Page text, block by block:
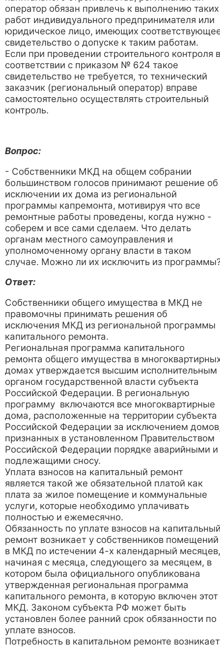
оператор обязан привлечь к выполнению таких
работ индивидуального предпринимателя или
юридическое лицо, имеющих
свидетельство о допуске к таким работам.
Если при проведении строительного контроля в
соответствии с приказом № 624 такое
свидетельство не требуется, то технический
заказчик (региональный оператор) вправе
самостоятельно осуществлять строительный
контроль.
Вопрос:
- Собственники МКД на общем собрании
большинством голосов принимают решение об
исключении их дома из региональной
программы капремонта, мотивируя что все
ремонтные работы проведены, когда нужно -
соберем и все сами сделаем. Что делать
органам местного самоуправления и
уполномоченному органу власти в таком
случае. Можно ли их исключить из
Ответ:
Собственники общего имущества в МКД не
правомочны принимать решения об
исключения МКД из региональной программы
капитального ремонта.
Региональная программа капитального
ремонта общего имущества в
домах утверждается высшим исполнительным
органом государственной власти субъекта
Российской Федерации. В региональную
программу включаются все многоквартирные
дома, расположенные на территории субъекта
Российской Федерации за исключением
признанных в установленном Правительством
Российской Федерации порядке аварийными и
подлежащими сносу.
Уплата взносов на капитальный ремонт
является такой же обязательной платой как
плата за жилое помещение и коммунальные
услуги, которые необходимо уплачивать
полностью и ежемесячно.
Обязанность по уплате взносов на
ремонт возникает у собственников помещений
в МКД по истечении 4-х календарный месяцев,
начиная с месяца, следующего за месяцем, в
котором была официального опубликована
утвержденная региональная программа
капитального ремонта, в которую включен этот
МКД. Законом субъекта РФ может быть
установлен более ранний срок обязанности по
уплате взносов.
Потребность в капитальном ремонте возникает